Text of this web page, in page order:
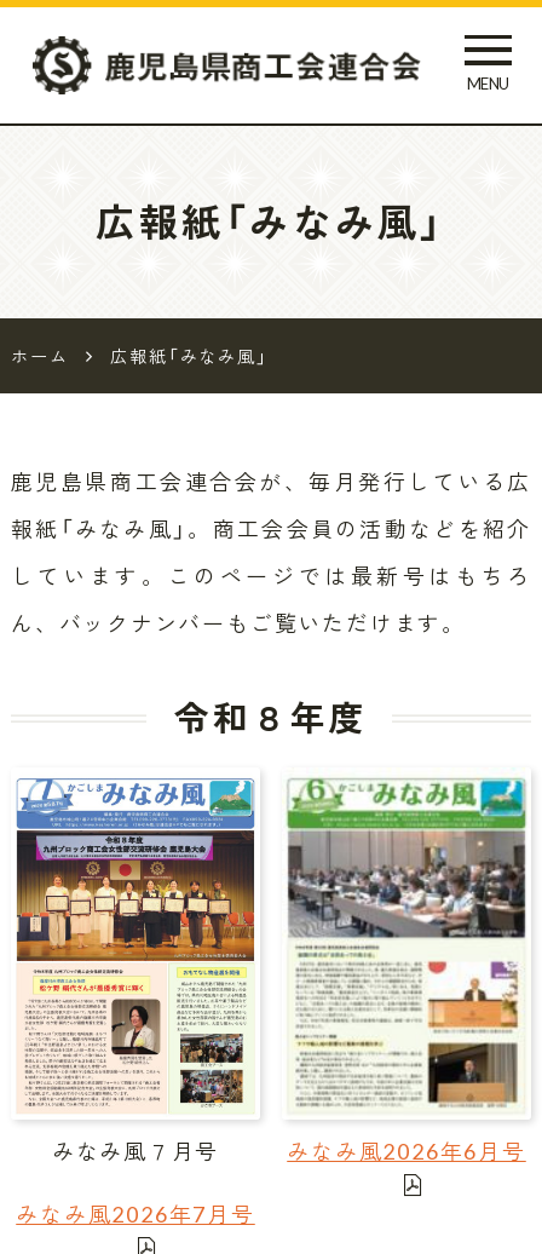
商工会連
MENU
広報紙「みなみ風」
ホーム 広報紙「みなみ風」
鹿児島県商工会連合会が、毎月発行している広
報紙「みなみ風」。 商工会会員の活動などを紹介
しています。
このページでは最新号はもちろ
ん、バックナンバーもご覧いただけます。
令和８年度
みなみ風７月号
みなみ風2026年7月号
みなみ風2026年6月号